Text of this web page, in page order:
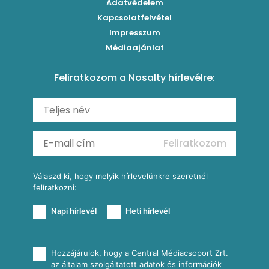
Carbonara
Szaftos paprikás csirke
Shakshuka
Ratatouille
Kukoricás-újhagymás lepény
Mexikói húsleves kukorica salsával
Almás-kéksajtos kukoricasaláta
Köretek
Reggeli receptek
Adatvédelem
Kapcsolatfelvétel
Impresszum
Médiaajánlat
Feliratkozom a Nosalty hírlevélre:
Feliratkozom
Válaszd ki, hogy melyik hírlevelünkre szeretnél
felíratkozni:
Napi hírlevél Heti hírlevél
Hozzájárulok, hogy a Central Médiacsoport Zrt.
az általam szolgáltatott adatok és információk